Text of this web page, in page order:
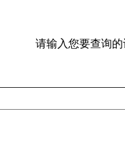
请输入您要查询的